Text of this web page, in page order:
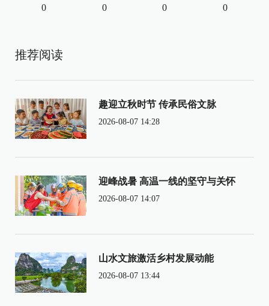
0 0 0 0
推荐阅读
趣迎立秋时节 传承民俗文脉
2026-08-07 14:28
迎峰战暑 高温一线的坚守与关怀
2026-08-07 14:07
山水文旅激活乡村发展动能
2026-08-07 13:44